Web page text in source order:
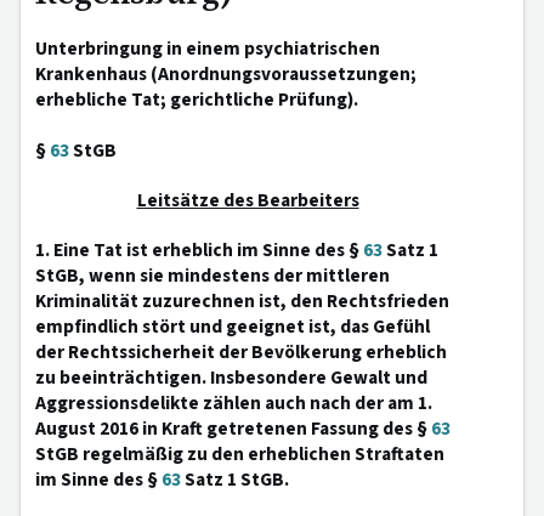
Unterbringung in einem psychiatrischen
Krankenhaus (Anordnungsvoraussetzungen;
erhebliche Tat; gerichtliche Prüfung).
§63StGB
Leitsätze des Bearbeiters
1. Eine Tat ist erheblich im Sinne des §63Satz 1
StGB, wenn sie mindestens der mittleren
Kriminalität zuzurechnen ist, den Rechtsfrieden
empfindlich stört und geeignet ist, das Gefühl
der Rechtssicherheit der Bevölkerung erheblich
zu beeinträchtigen. Insbesondere Gewalt und
Aggressionsdelikte zählen auch nach der am 1.
August 2016 in Kraft getretenen Fassung des §63
StGB regelmäßig zu den erheblichen Straftaten
im Sinne des §63Satz 1 StGB.